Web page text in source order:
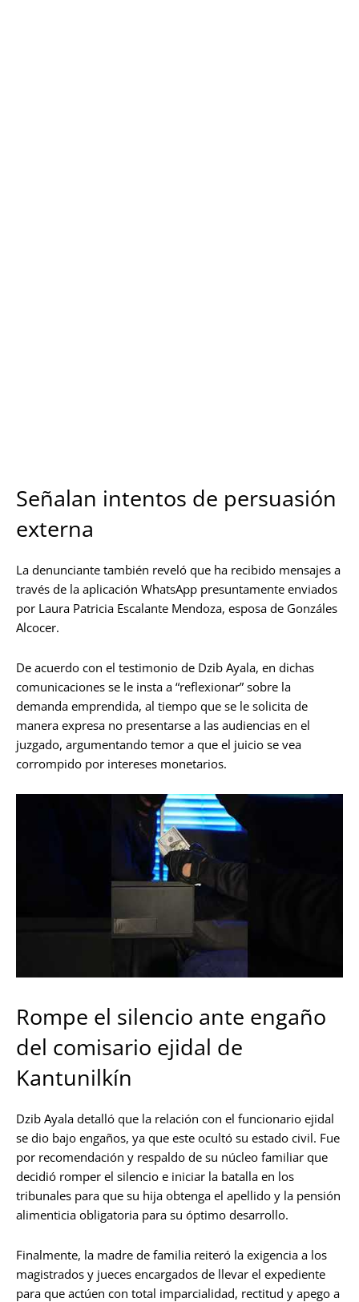
Señalan intentos de persuasión
externa
La denunciante también reveló que ha recibido mensajes a
través de la aplicación WhatsApp presuntamente enviados
por Laura Patricia Escalante Mendoza, esposa de Gonzáles
Alcocer.
De acuerdo con el testimonio de Dzib Ayala, en dichas
comunicaciones se le insta a “reflexionar” sobre la
demanda emprendida, al tiempo que se le solicita de
manera expresa no presentarse a las audiencias en el
juzgado, argumentando temor a que el juicio se vea
corrompido por intereses monetarios.
Rompe el silencio ante engaño
del comisario ejidal de
Kantunilkín
Dzib Ayala detalló que la relación con el funcionario ejidal
se dio bajo engaños, ya que este ocultó su estado civil. Fue
por recomendación y respaldo de su núcleo familiar que
decidió romper el silencio e iniciar la batalla en los
tribunales para que su hija obtenga el apellido y la pensión
alimenticia obligatoria para su óptimo desarrollo.
Finalmente, la madre de familia reiteró la exigencia a los
magistrados y jueces encargados de llevar el expediente
para que actúen con total imparcialidad, rectitud y apego a